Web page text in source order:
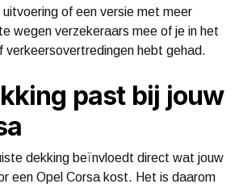
of een versie met meer
wegen verzekeraars mee of je in het
verkeersovertredingen hebt gehad.
past bij jouw
dekking beïnvloedt direct wat jouw
een Opel Corsa kost. Het is daarom